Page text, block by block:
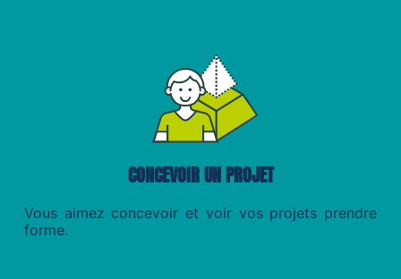
CONCEVOIR UN PROJET
Vous aimez concevoir et voir vos projets prendre
forme.